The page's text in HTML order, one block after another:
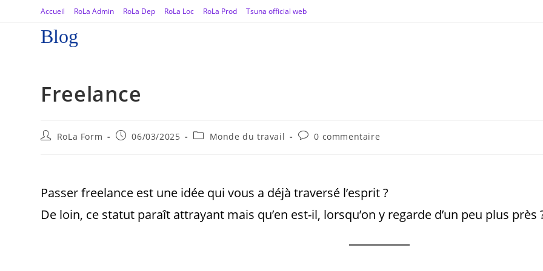
Accueil RoLa Admin RoLa Dep RoLa Loc RoLa Prod Tsuna official web
Blog
Freelance
RoLa Form 06/03/2025 Monde du travail 0 commentaire
Passer freelance est une idée qui vous a déjà traversé l’esprit ?
De loin, ce statut paraît attrayant mais qu’en est-il, lorsqu’on y regarde d’un peu plus près